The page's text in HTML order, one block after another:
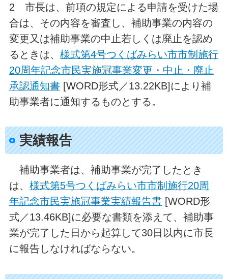
2 市長は、前項の規定による申請を受けた場
合は、その内容を審査し、補助事業の内容の
変更又は補助事業の中止若しくは廃止を認め
るときは、 様式第4号つくばみらい市市制施行
20周年記念市民実施冠事業変更・中止・廃止
承認通知書[WORD形式／13.22KB]により補
助事業者に通知するものとする。
実績報告
補助事業者は、補助事業が完了したとき
は、 様式第5号つくばみらい市市制施行20周
年記念市民実施冠事業実績報告書[WORD形
式／13.46KB]に必要な書類を添えて、補助事
業が完了した日から起算して30日以内に市長
に報告しなければならない。